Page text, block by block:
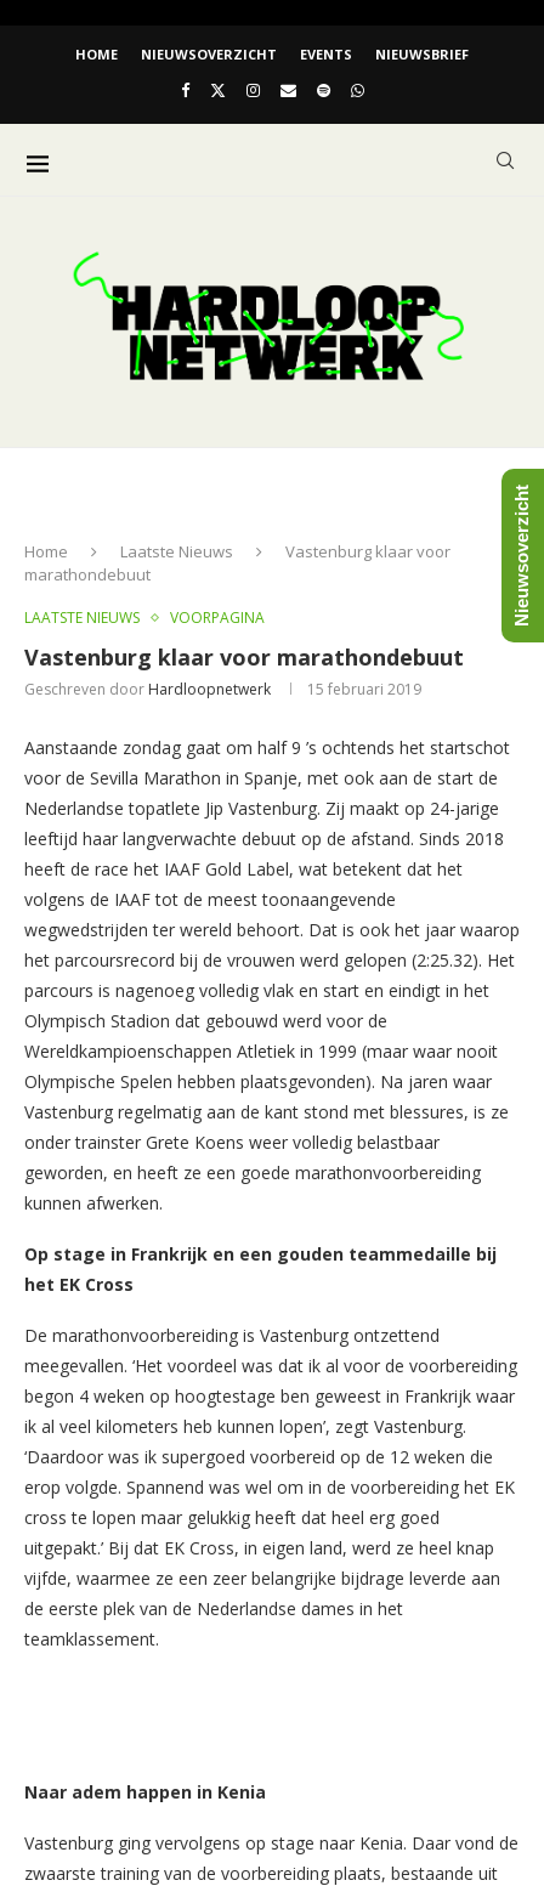
HOME NIEUWSOVERZICHT EVENTS NIEUWSBRIEF
Home Laatste Nieuws
Vastenburg klaar voor
marathondebuut
LAATSTE NIEUWS VOORPAGINA
Vastenburg klaar voor marathondebuut
Geschreven door Hardloopnetwerk 15 februari 2019
Aanstaande zondag gaat om half 9 ’s ochtends het startschot
voor de Sevilla Marathon in Spanje, met ook aan de start de
Nederlandse topatlete Jip Vastenburg. Zij maakt op 24-jarige
leeftijd haar langverwachte debuut op de afstand. Sinds 2018
heeft de race het IAAF Gold Label, wat betekent dat het
volgens de IAAF tot de meest toonaangevende
wegwedstrijden ter wereld behoort. Dat is ook het jaar waarop
het parcoursrecord bij de vrouwen werd gelopen (2:25.32). Het
parcours is nagenoeg volledig vlak en start en eindigt in het
Olympisch Stadion dat gebouwd werd voor de
Wereldkampioenschappen Atletiek in 1999 (maar waar nooit
Olympische Spelen hebben plaatsgevonden). Na jaren waar
Vastenburg regelmatig aan de kant stond met blessures, is ze
onder trainster Grete Koens weer volledig belastbaar
geworden, en heeft ze een goede marathonvoorbereiding
kunnen afwerken.
Op stage in Frankrijk en een gouden teammedaille bij
het EK Cross
De marathonvoorbereiding is Vastenburg ontzettend
meegevallen. ‘Het voordeel was dat ik al voor de voorbereiding
begon 4 weken op hoogtestage ben geweest in Frankrijk waar
ik al veel kilometers heb kunnen lopen’, zegt Vastenburg.
‘Daardoor was ik supergoed voorbereid op de 12 weken die
erop volgde. Spannend was wel om in de voorbereiding het EK
cross te lopen maar gelukkig heeft dat heel erg goed
uitgepakt.’ Bij dat EK Cross, in eigen land, werd ze heel knap
vijfde, waarmee ze een zeer belangrijke bijdrage leverde aan
de eerste plek van de Nederlandse dames in het
teamklassement.
Naar adem happen in Kenia
Vastenburg ging vervolgens op stage naar Kenia. Daar vond de
zwaarste training van de voorbereiding plaats, bestaande uit
Nieuwsoverzicht